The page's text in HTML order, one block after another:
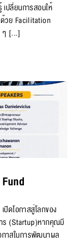
เปลี่ยนการสอนให้
ด้วย Facilitation
ๆ [...]
ปิดโอกาสสู่โลกของ
าร (Startup)หากคุณมี
กาสในการพัฒนาผล